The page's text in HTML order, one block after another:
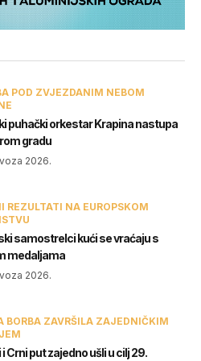
POD ZVJEZDANIM NEBOM
puhački orkestar Krapina nastupa
gradu
2026.
REZULTATI NA EUROPSKOM
samostrelci kući se vraćaju s
medaljama
2026.
BORBA ZAVRŠILA ZAJEDNIČKIM
Crni put zajedno ušli u cilj 29.